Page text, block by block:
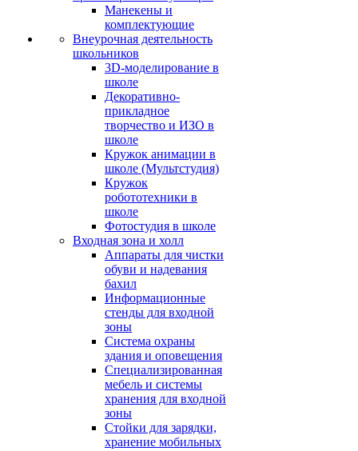
Манекены и
комплектующие
Внеурочная деятельность
школьников
3D-моделирование в
школе
Декоративно-
прикладное
творчество и ИЗО в
школе
Кружок анимации в
школе (Мультстудия)
Кружок
робототехники в
школе
Фотостудия в школе
Входная зона и холл
Аппараты для чистки
обуви и надевания
бахил
Информационные
стенды для входной
зоны
Система охраны
здания и оповещения
Специализированная
мебель и системы
хранения для входной
зоны
Стойки для зарядки,
хранение мобильных